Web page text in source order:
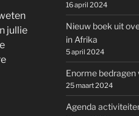
jullie
16 april 2024
Nieuw boek uit
in Afrika
5 april 2024
Enorme bedragen
25 maart 2024
Agenda